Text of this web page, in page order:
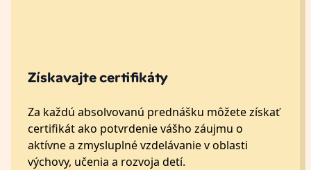
Získavajte certifikáty
Za každú absolvovanú prednášku môžete získať
certifikát ako potvrdenie vášho záujmu o
aktívne a zmysluplné vzdelávanie v oblasti
výchovy, učenia a rozvoja detí.